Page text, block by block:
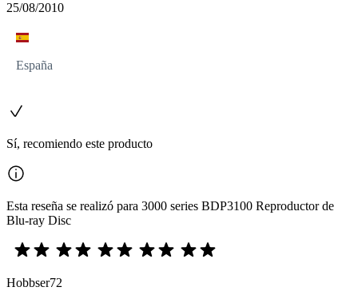
25/08/2010
España
Sí, recomiendo este producto
Esta reseña se realizó para 3000 series BDP3100 Reproductor de
Blu-ray Disc
Hobbser72